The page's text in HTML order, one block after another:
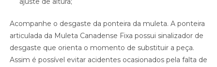
Acompanhe o desgaste da ponteira da muleta. A ponteira
articulada da Muleta Canadense Fixa possui sinalizador de
desgaste que orienta o momento de substituir a peça.
Assim é possível evitar acidentes ocasionados pela falta de